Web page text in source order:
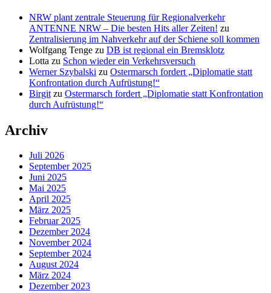
NRW plant zentrale Steuerung für Regionalverkehr
ANTENNE NRW – Die besten Hits aller Zeiten! zu
Zentralisierung im Nahverkehr auf der Schiene soll kommen
Wolfgang Tenge zu DB ist regional ein Bremsklotz
Lotta zu Schon wieder ein Verkehrsversuch
Werner Szybalski zu Ostermarsch fordert „Diplomatie statt
Konfrontation durch Aufrüstung!“
Birgit zu Ostermarsch fordert „Diplomatie statt Konfrontation
durch Aufrüstung!“
Archiv
Juli 2026
September 2025
Juni 2025
Mai 2025
April 2025
März 2025
Februar 2025
Dezember 2024
November 2024
September 2024
August 2024
März 2024
Dezember 2023